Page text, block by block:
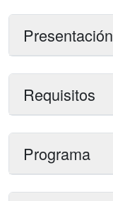
Presentación
Requisitos
Programa